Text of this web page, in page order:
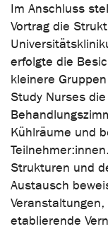
Im Anschluss
Vortrag die
erfolgte die
kleinere
Study Nurses
Kühlräume und
Strukturen und
Austausch
etablierende